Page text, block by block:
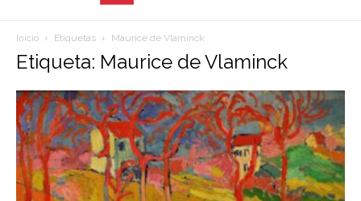
Historia
Hoy
Inicio Etiquetas Maurice de Vlaminck
Etiqueta: Maurice de Vlaminck